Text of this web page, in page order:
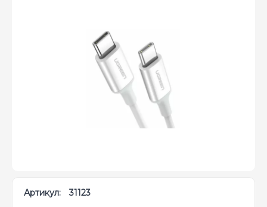
Артикул: 31123